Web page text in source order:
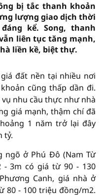
bị tắc thanh khoản
lượng giao dịch thời
kể. Song, thanh
liên tục tăng mạnh,
liền kề, biệt thự.
đất nền tại nhiều nơi
cũng thấp dần đi.
nhu cầu thực như nhà
giá mạnh, thậm chí đã
1 năm trở lại đây
tỷ.
ngõ ở Phú Đô (Nam Từ
- 3m có giá từ 90 - 130
Canh, giá nhà ở
80 - 100 triệu đồng/m2.